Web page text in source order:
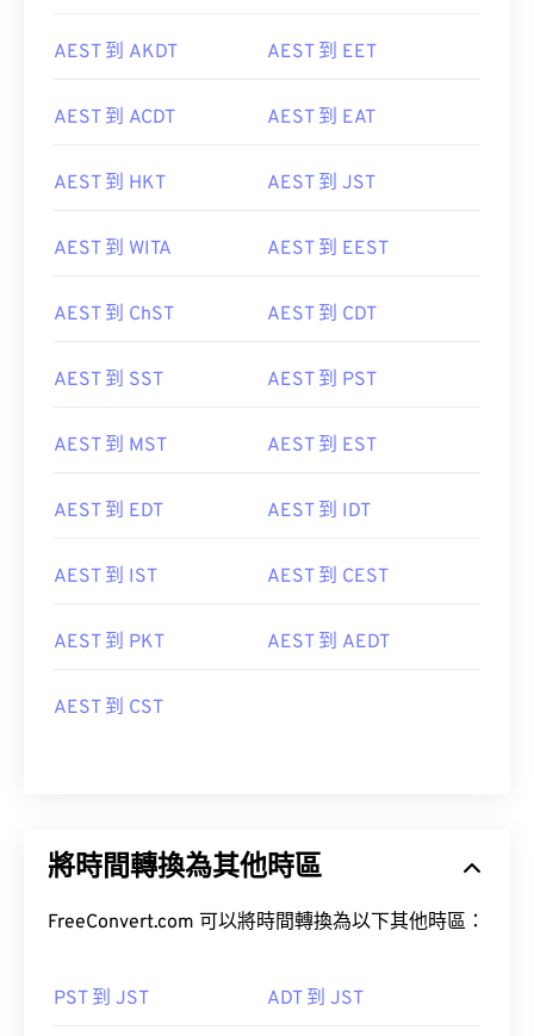
AEST 到 AKDT AEST 到 EET
AEST 到 ACDT AEST 到 EAT
AEST 到 HKT AEST 到 JST
AEST 到 WITA AEST 到 EEST
AEST 到 ChST AEST 到 CDT
AEST 到 SST AEST 到 PST
AEST 到 MST AEST 到 EST
AEST 到 EDT AEST 到 IDT
AEST 到 IST AEST 到 CEST
AEST 到 PKT AEST 到 AEDT
AEST 到 CST
將時間轉換為其他時區
FreeConvert.com 可以將時間轉換為以下其他時區：
PST 到 JST ADT 到 JST